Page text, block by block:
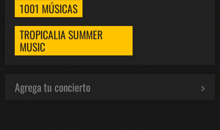
1001 MÚSICAS
TROPICALIA SUMMER
MUSIC
Agrega tu concierto